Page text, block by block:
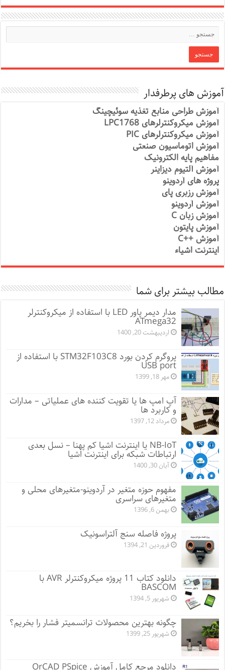
آموزش های پرطرفدار
آموزش طراحی منابع تغذیه سوئیچینگ
آموزش میکروکنترلرهای LPC1768
آموزش میکروکنترلرهای PIC
آموزش اتوماسیون صنعتی
مفاهیم پایه الکترونیک
آموزش آلتیوم دیزاینر
پروژه های آردوینو
آموزش رزبری پای
آموزش آردوینو
آموزش زبان C
آموزش پایتون
آموزش ++C
اینترنت اشیاء
مطالب بیشتر برای شما
مدار دیمر پاور LED با استفاده از میکروکنترلر
ATmega32
اردیبهشت 20, 1400
پروگرم کردن بورد STM32F103C8 با استفاده از
USB port
مهر 18, 1399
آپ امپ ها یا تقویت کننده های عملیاتی – مدارات
و کاربرد ها
مرداد 12, 1397
NB-IoT یا اینترنت اشیا کم پهنا – نسل بعدی
ارتباطات شبکه برای اینترنت اشیا
آبان 30, 1400
مفهوم حوزه متغیر در آردوینو-متغیرهای محلی و
متغیرهای سراسری
بهمن 6, 1396
پروژه فاصله سنج آلتراسونیک
فروردین 21, 1394
دانلود کتاب 11 پروژه میکروکنترلر AVR با
BASCOM
شهریور 5, 1394
چگونه بهترین محصولات ترانسمیتر فشار را بخریم؟
شهریور 25, 1399